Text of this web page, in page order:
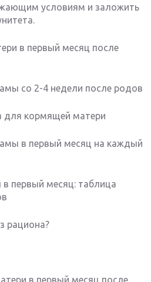
условиям и заложить
в первый месяц после
со 2-4 недели после родов
для кормящей матери
в первый месяц на каждый
первый месяц: таблица
рациона?